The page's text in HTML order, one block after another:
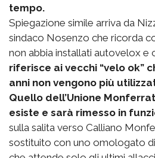
tempo.
Spiegazione simile arriva da
sindaco Nosenzo che ricorda
non abbia installati autovelox e
riferisce ai vecchi “velo ok”
anni non vengono più
Quello dell’Unione
esiste e sarà rimesso in
sulla salita verso Calliano
sostituito con uno omologato